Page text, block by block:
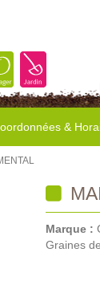
&
Marque :
Graines